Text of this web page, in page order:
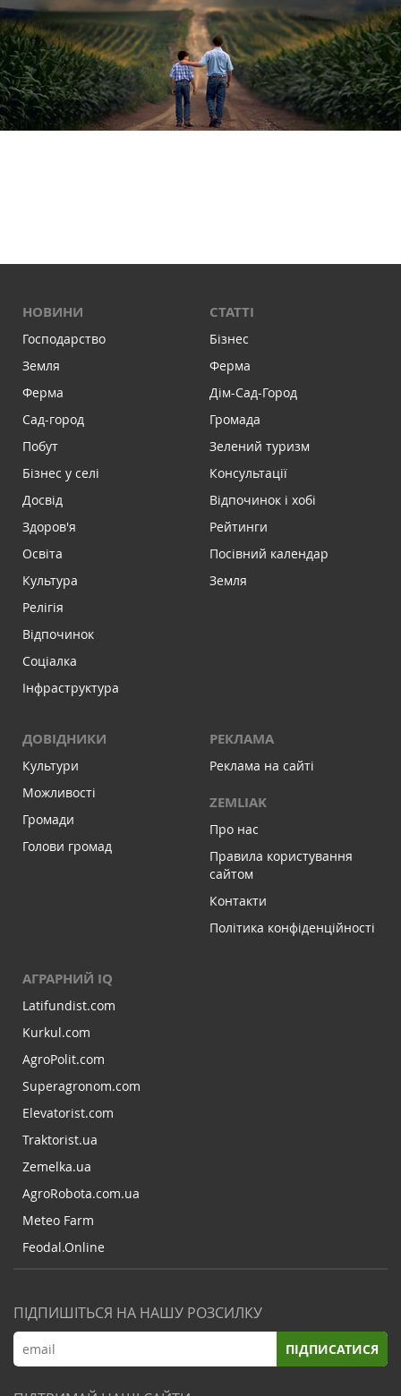
НОВИНИ
Господарство
Земля
Ферма
Сад-город
Побут
Бізнес у селі
Досвід
Здоров'я
Освіта
Культура
Релігія
Відпочинок
Соціалка
Інфраструктура
СТАТТІ
Бізнес
Ферма
Дім-Сад-Город
Громада
Зелений туризм
Консультації
Відпочинок і хобі
Рейтинги
Посівний календар
Земля
ДОВІДНИКИ
Культури
Можливості
Громади
Голови громад
РЕКЛАМА
Реклама на сайті
ZEMLIAK
Про нас
Правила користування
сайтом
Контакти
Політика конфіденційності
АГРАРНИЙ IQ
Latifundist.com
Kurkul.com
AgroPolit.com
Superagronom.com
Elevatorist.com
Traktorist.ua
Zemelka.ua
AgroRobota.com.ua
Meteo Farm
Feodal.Online
ПІДПИШІТЬСЯ НА НАШУ РОЗСИЛКУ
ПІДПИСАТИСЯ